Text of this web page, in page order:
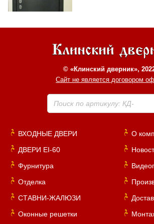
© «Клинский дверник»,
Сайт не является договором
Поиск по артикулу: КД-
ВХОДНЫЕ ДВЕРИ
ДВЕРИ EI-60
Фурнитура
Отделка
СТАВНИ-ЖАЛЮЗИ
Оконные решетки
О